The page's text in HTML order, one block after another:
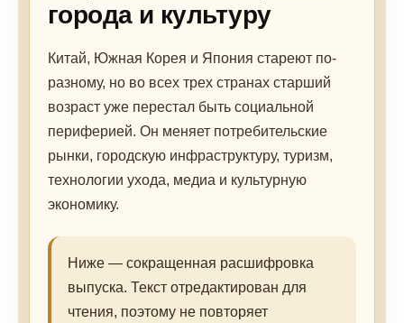
города и культуру
Китай, Южная Корея и Япония стареют по-
разному, но во всех трех странах старший
возраст уже перестал быть социальной
периферией. Он меняет потребительские
рынки, городскую инфраструктуру, туризм,
технологии ухода, медиа и культурную
экономику.
Ниже — сокращенная расшифровка
выпуска. Текст отредактирован для
чтения, поэтому не повторяет